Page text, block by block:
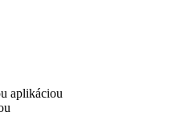
aplikáciou